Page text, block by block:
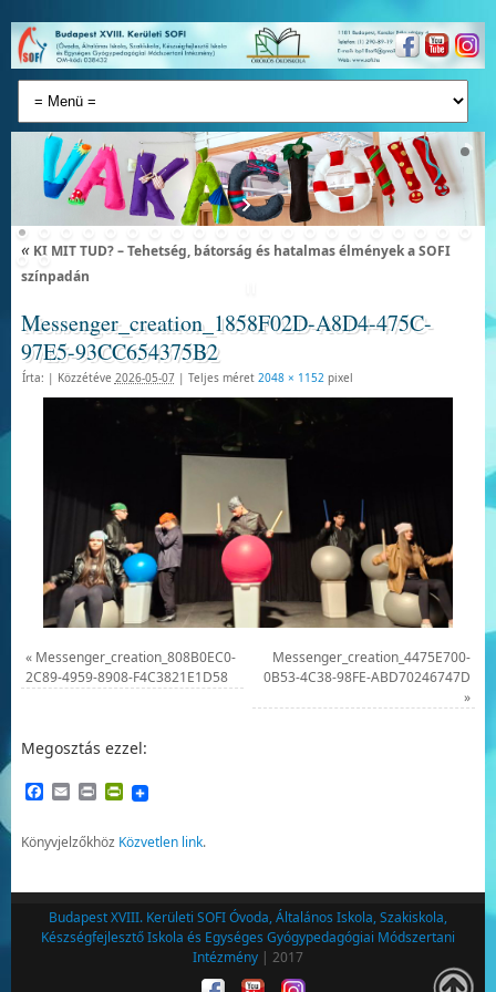
«KI MIT TUD? – Tehetség, bátorság és hatalmas élmények a SOFI
színpadán
Messenger_creation_1858F02D-A8D4-475C-
97E5-93CC654375B2
Írta: | Közzétéve 2026-05-07 | Teljes méret 2048 × 1152pixel
« Messenger_creation_808B0EC0-
2C89-4959-8908-F4C3821E1D58
Messenger_creation_4475E700-
0B53-4C38-98FE-ABD70246747D
»
Megosztás ezzel:
Facebook
EmailPrintPrintFriendly
Könyvjelzőkhöz Közvetlen link.
Budapest XVIII. Kerületi SOFI Óvoda, Általános Iskola, Szakiskola,
Készségfejlesztő Iskola és Egységes Gyógypedagógiai Módszertani
Intézmény | 2017